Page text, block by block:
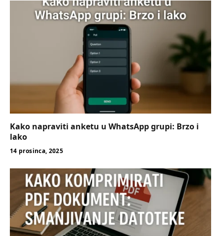
Kako napraviti anketu u WhatsApp grupi: Brzo i
lako
14 prosinca, 2025